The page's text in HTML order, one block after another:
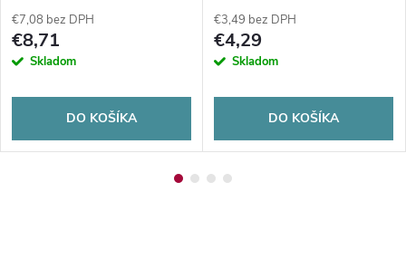
€7,08 bez DPH
€8,71
Skladom
DO KOŠÍKA
€3,49 bez DPH
€4,29
Skladom
DO KOŠÍKA